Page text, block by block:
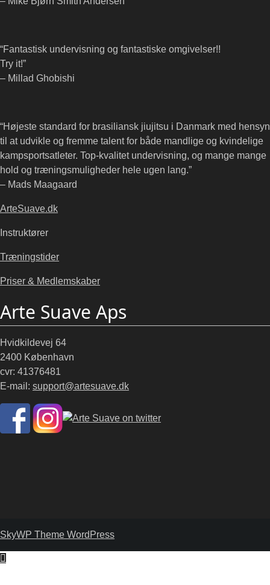
“Fantastisk undervisning og fantastiske omgivelser!!
Try it!”
– Millad Ghobishi
“Højeste standard for brasiliansk jiujitsu i Danmark med hensyn
til at udvikle og fremme talent for både mandlige og kvindelige
kampsportsatleter. Top-kvalitet undervisning, og mange mange
hold og træningsmuligheder hele ugen lang.”
– Mads Maagaard
ArteSuave.dk
Instruktører
Træningstider
Priser & Medlemskaber
Arte Suave Aps
Hvidkildevej 64
2400 København
cvr: 41376481
E-mail: support@artesuave.dk
SkyWP Theme WordPress